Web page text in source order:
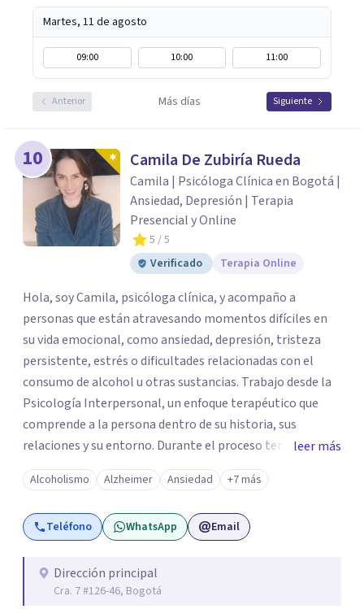
Martes, 11 de agosto
09:00 10:00 11:00
Anterior Más días Siguiente
10 Camila De Zubiría Rueda
Camila | Psicóloga Clínica en Bogotá |
Ansiedad, Depresión | Terapia
Presencial y Online
5 / 5
Verificado
Terapia Online
Hola, soy Camila, psicóloga clínica, y acompaño a
personas que están atravesando momentos difíciles en
su vida emocional, como ansiedad, depresión, tristeza
persistente, estrés o dificultades relacionadas con el
consumo de alcohol u otras sustancias. Trabajo desde la
Psicología Interpersonal, un enfoque terapéutico que
comprende a la persona dentro de su historia, sus
relaciones y su entorno. Durante el proceso terapéutico
exploramos cómo tus experiencias pasadas, tus vínculos
y tu contexto actual influyen en tu bienestar emocional,
con el objetivo de generar cambios significativos y
duraderos en tu vida. Mi propósito como psicóloga es
puedas sentirte escuchado(a). En terapia trabajaremos
juntos para identificar tus recursos personales, fortalecer
leer más
Alcoholismo Alzheimer Ansiedad +7 más
Teléfono WhatsApp Email
Dirección principal
Cra. 7 #126-46, Bogotá